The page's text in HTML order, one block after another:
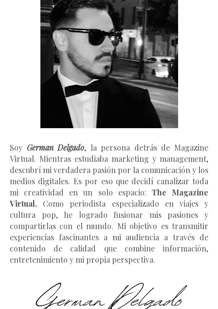
Soy German Delgado, la persona detrás de Magazine
Virtual. Mientras estudiaba marketing y management,
descubrí mi verdadera pasión por la comunicación y los
medios digitales. Es por eso que decidí canalizar toda
mi creatividad en un solo espacio: The Magazine
Virtual. Como periodista especializado en viajes y
cultura pop, he logrado fusionar mis pasiones y
compartirlas con el mundo. Mi objetivo es transmitir
experiencias fascinantes a mi audiencia a través de
contenido de calidad que combine información,
entretenimiento y mi propia perspectiva.